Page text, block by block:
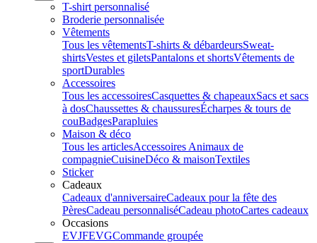
T-shirt personnalisé
Broderie personnalisée
Vêtements
Tous les vêtementsT-shirts & débardeursSweat-
shirtsVestes et giletsPantalons et shortsVêtements de
sportDurables
Accessoires
Tous les accessoiresCasquettes & chapeauxSacs et sacs
à dosChaussettes & chaussuresÉcharpes & tours de
couBadgesParapluies
Maison & déco
Tous les articlesAccessoires Animaux de
compagnieCuisineDéco & maisonTextiles
Sticker
Cadeaux
Cadeaux d'anniversaireCadeaux pour la fête des
PèresCadeau personnaliséCadeau photoCartes cadeaux
Occasions
EVJFEVGCommande groupée